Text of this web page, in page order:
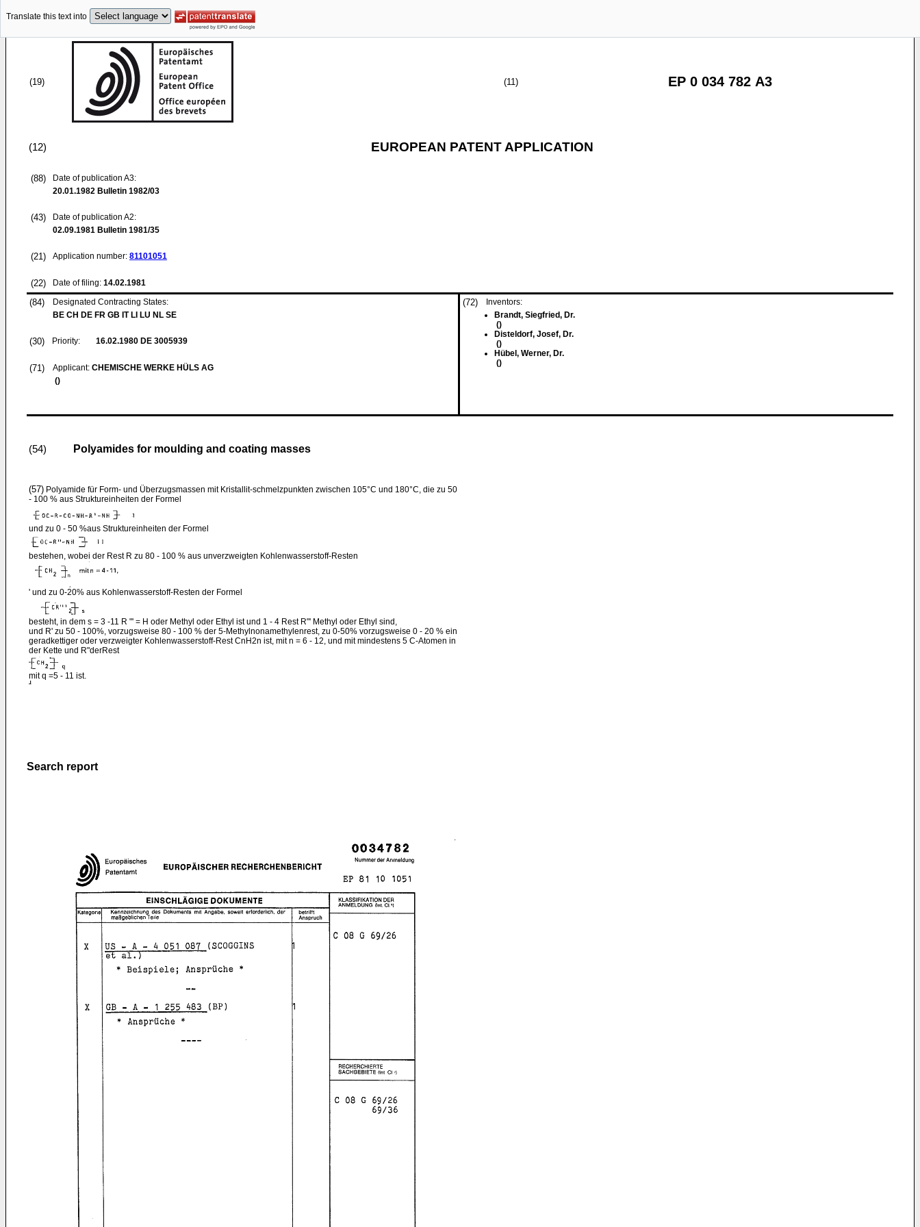
Translate this text into
(19) (11) EP 0 034 782 A3
(12) EUROPEAN PATENT APPLICATION
(88)
Date of publication A3:
20.01.1982 Bulletin 1982/03
(43)
Date of publication A2:
02.09.1981 Bulletin 1981/35
(21) Application number: 81101051
(22) Date of filing: 14.02.1981
(84)
Designated Contracting States:
BE CH DE FR GB IT LI LU NL SE
(30) Priority: 16.02.1980 DE 3005939
(71) Applicant: CHEMISCHE WERKE HÜLS AG
()
(72)
Inventors:
Brandt, Siegfried, Dr.
()
Disteldorf, Josef, Dr.
()
Hübel, Werner, Dr.
()
(54) Polyamides for moulding and coating masses
(57) Polyamide für Form- und Überzugsmassen mit Kristallit-schmelzpunkten zwischen 105°C und 180°C, die zu 50
- 100 % aus Struktureinheiten der Formel
und zu 0 - 50 %aus Struktureinheiten der Formel
bestehen, wobei der Rest R zu 80 - 100 % aus unverzweigten Kohlenwasserstoff-Resten
' und zu 0-20% aus Kohlenwasserstoff-Resten der Formel
besteht, in dem s = 3 -11 R "' = H oder Methyl oder Ethyl ist und 1 - 4 Rest R"' Methyl oder Ethyl sind,
und R' zu 50 - 100%, vorzugsweise 80 - 100 % der 5-Methylnonamethylenrest, zu 0-50% vorzugsweise 0 - 20 % ein
geradkettiger oder verzweigter Kohlenwasserstoff-Rest CnH2n ist, mit n = 6 - 12, und mit mindestens 5 C-Atomen in
der Kette und R"derRest
mit q =5 - 11 ist.
Search report